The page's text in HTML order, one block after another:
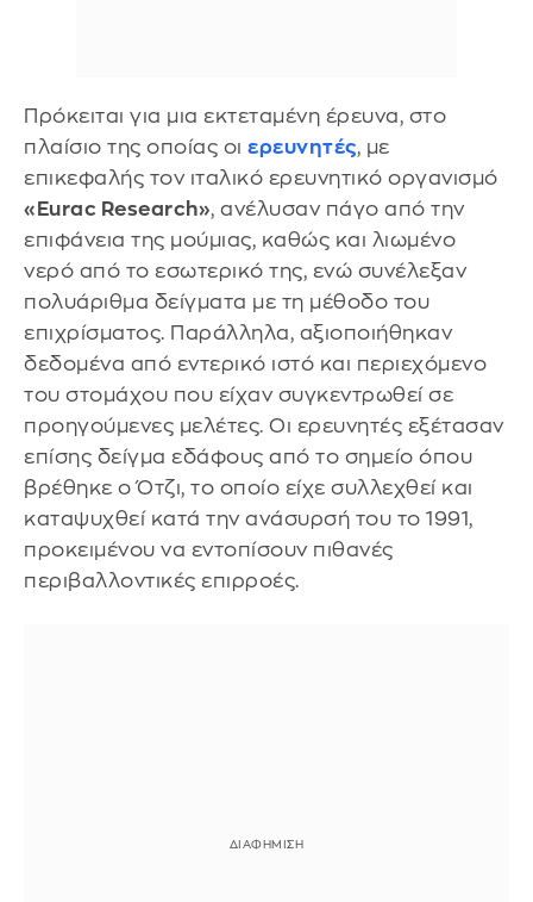
Πρόκειται για μια εκτεταμένη έρευνα, στο
πλαίσιο της οποίας οι ερευνητές, με
επικεφαλής τον ιταλικό ερευνητικό οργανισμό
«Eurac Research», ανέλυσαν πάγο από την
επιφάνεια της μούμιας, καθώς και λιωμένο
νερό από το εσωτερικό της, ενώ συνέλεξαν
πολυάριθμα δείγματα με τη μέθοδο του
επιχρίσματος. Παράλληλα, αξιοποιήθηκαν
δεδομένα από εντερικό ιστό και περιεχόμενο
του στομάχου που είχαν συγκεντρωθεί σε
προηγούμενες μελέτες. Οι ερευνητές εξέτασαν
επίσης δείγμα εδάφους από το σημείο όπου
βρέθηκε ο Ότζι, το οποίο είχε συλλεχθεί και
καταψυχθεί κατά την ανάσυρσή του το 1991,
προκειμένου να εντοπίσουν πιθανές
περιβαλλοντικές επιρροές.